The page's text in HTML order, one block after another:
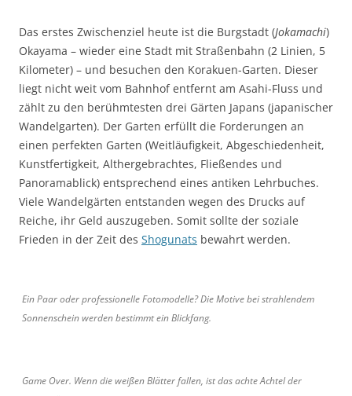
Das erstes Zwischenziel heute ist die Burgstadt (Jokamachi)
Okayama – wieder eine Stadt mit Straßenbahn (2 Linien, 5
Kilometer) – und besuchen den Korakuen-Garten. Dieser
liegt nicht weit vom Bahnhof entfernt am Asahi-Fluss und
zählt zu den berühmtesten drei Gärten Japans (japanischer
Wandelgarten). Der Garten erfüllt die Forderungen an
einen perfekten Garten (Weitläufigkeit, Abgeschiedenheit,
Kunstfertigkeit, Althergebrachtes, Fließendes und
Panoramablick) entsprechend eines antiken Lehrbuches.
Viele Wandelgärten entstanden wegen des Drucks auf
Reiche, ihr Geld auszugeben. Somit sollte der soziale
Frieden in der Zeit des Shogunats bewahrt werden.
Ein Paar oder professionelle Fotomodelle? Die Motive bei strahlendem
Sonnenschein werden bestimmt ein Blickfang.
Game Over. Wenn die weißen Blätter fallen, ist das achte Achtel der